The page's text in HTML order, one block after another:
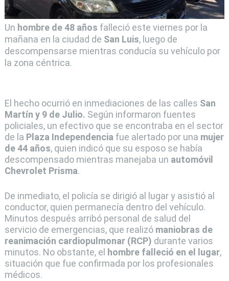
Un hombre de 48 años falleció este viernes por la
mañana en la ciudad de San Luis, luego de
descompensarse mientras conducía su vehículo por
la zona céntrica.
El hecho ocurrió en inmediaciones de las calles San
Martín y 9 de Julio. Según informaron fuentes
policiales, un efectivo que se encontraba en el sector
de la Plaza Independencia fue alertado por una mujer
de 44 años, quien indicó que su esposo se había
descompensado mientras manejaba un automóvil
Chevrolet Prisma.
De inmediato, el policía se dirigió al lugar y asistió al
conductor, quien permanecía dentro del vehículo.
Minutos después arribó personal de salud del
servicio de emergencias, que realizó maniobras de
reanimación cardiopulmonar (RCP) durante varios
minutos. No obstante, el hombre falleció en el lugar,
situación que fue confirmada por los profesionales
médicos.